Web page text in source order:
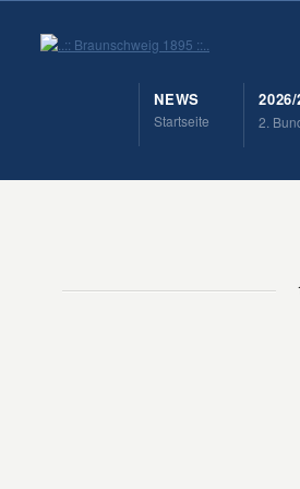
NEWS
Startseite
2026/
2.